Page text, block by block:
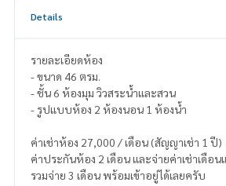
Details
รายละเอียดห้อง
- ขนาด 46 ตรม.
- ชั้น 6 ห้องมุม วิวสระน้ำและสวน
- รูปแบบห้อง 2 ห้องนอน 1 ห้องน้ำ
ค่าเช่าห้อง 27,000 / เดือน (สัญญาเช่า 1 ปี)
ค่าประกันห้อง 2 เดือน และจ่ายค่าเช่าเดือน
รวมจ่าย 3 เดือน พร้อมเข้าอยู่ได้เลยครับ